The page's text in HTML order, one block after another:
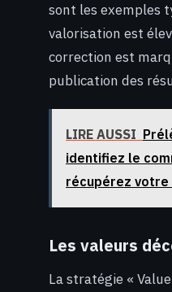
sont les exemples
valorisation est
correction est
publication des
LIRE AUSSI
identifiez le
récupérez
Les valeurs
La stratégie «